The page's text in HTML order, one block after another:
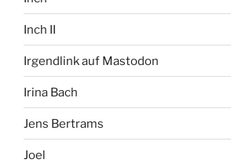
Inch II
Irgendlink auf Mastodon
Irina Bach
Jens Bertrams
Joel